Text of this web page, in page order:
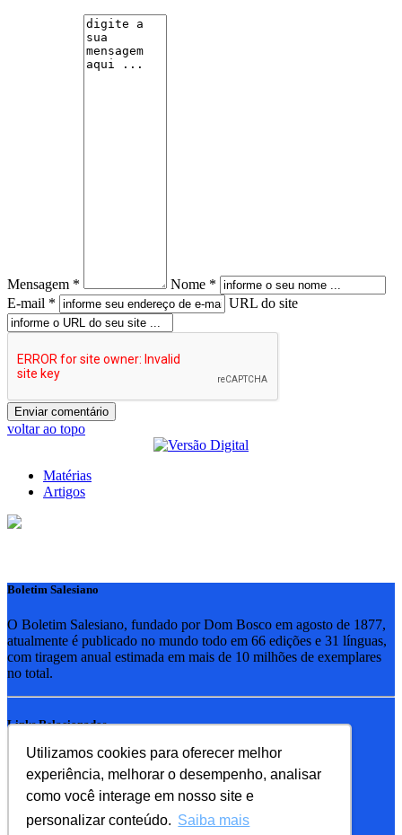
Utilizamos cookies para oferecer melhor
experiência, melhorar o desempenho, analisar
como você interage em nosso site e
personalizar conteúdo. Saiba mais
Mensagem *
Nome *
E-mail *
URL do site
voltar ao topo
Matérias
Artigos
Boletim Salesiano
O Boletim Salesiano, fundado por Dom Bosco em agosto de 1877,
atualmente é publicado no mundo todo em 66 edições e 31 línguas,
com tiragem anual estimada em mais de 10 milhões de exemplares
no total.
Links Relacionados
RSB - Rede Salesiana Brasil
EDEBE - Editora
UPV - União pela Vida
Familia Salesiana